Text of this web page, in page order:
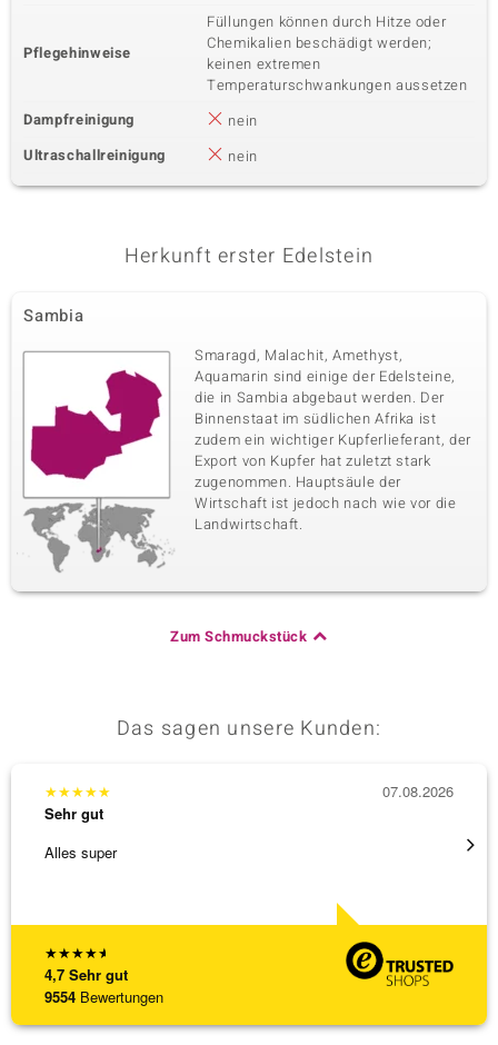
Pflegehinweise
Füllungen können durch Hitze oder
Chemikalien beschädigt werden;
keinen extremen
Temperaturschwankungen aussetzen
Dampfreinigung
nein
Ultraschallreinigung
nein
Herkunft erster Edelstein
Sambia
Smaragd, Malachit, Amethyst,
Aquamarin sind einige der Edelsteine,
die in Sambia abgebaut werden. Der
Binnenstaat im südlichen Afrika ist
zudem ein wichtiger Kupferlieferant, der
Export von Kupfer hat zuletzt stark
zugenommen. Hauptsäule der
Wirtschaft ist jedoch nach wie vor die
Landwirtschaft.
Zum Schmuckstück
Das sagen unsere Kunden:
★★★★★
4,7 Sehr gut
9554 Bewertungen
★★★★★
Sehr gut
Alles super
07.08.2026